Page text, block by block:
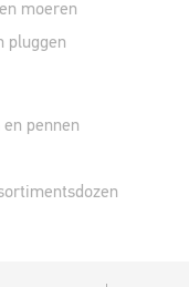
moeren
pluggen
pennen